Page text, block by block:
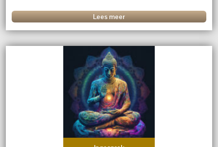
Lees meer